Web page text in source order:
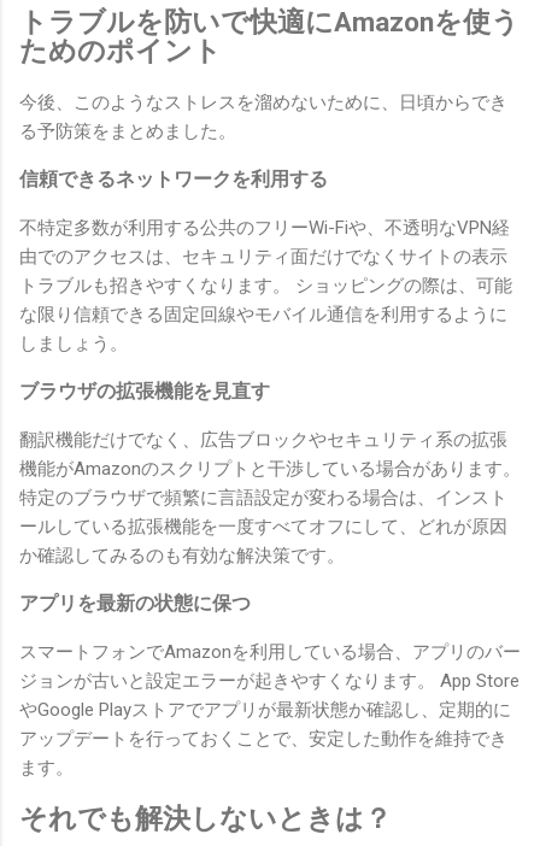
トラブルを防いで快適にAmazonを使う
ためのポイント
今後、このようなストレスを溜めないために、日頃からでき
る予防策をまとめました。
信頼できるネットワークを利用する
不特定多数が利用する公共のフリーWi-Fiや、不透明なVPN経
由でのアクセスは、セキュリティ面だけでなくサイトの表示
トラブルも招きやすくなります。 ショッピングの際は、可能
な限り信頼できる固定回線やモバイル通信を利用するように
しましょう。
ブラウザの拡張機能を見直す
翻訳機能だけでなく、広告ブロックやセキュリティ系の拡張
機能がAmazonのスクリプトと干渉している場合があります。
特定のブラウザで頻繁に言語設定が変わる場合は、インスト
ールしている拡張機能を一度すべてオフにして、どれが原因
か確認してみるのも有効な解決策です。
アプリを最新の状態に保つ
スマートフォンでAmazonを利用している場合、アプリのバー
ジョンが古いと設定エラーが起きやすくなります。 App Store
やGoogle Playストアでアプリが最新状態か確認し、定期的に
アップデートを行っておくことで、安定した動作を維持でき
ます。
それでも解決しないときは？